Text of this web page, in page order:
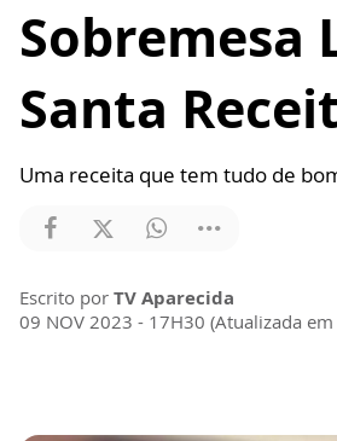
Sobremesa
Santa
Uma receita que tem tudo de
Escrito por TV Aparecida
09 NOV 2023 - 17H30 (Atualizada